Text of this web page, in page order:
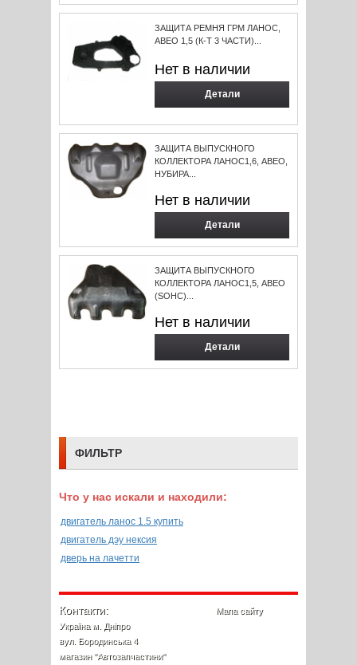
ЗАЩИТА РЕМНЯ ГРМ ЛАНОС,
АВЕО 1,5 (К-Т 3 ЧАСТИ)...
Нет в наличии
Детали
ЗАЩИТА ВЫПУСКНОГО
КОЛЛЕКТОРА ЛАНОС1,6, АВЕО,
НУБИРА...
Нет в наличии
Детали
ЗАЩИТА ВЫПУСКНОГО
КОЛЛЕКТОРА ЛАНОС1,5, АВЕО
(SOHC)...
Нет в наличии
Детали
ФИЛЬТР
Что у нас искали и находили:
двигатель ланос 1.5 купить
двигатель дэу нексия
дверь на лачетти
Контакти:
Україна м. Дніпро
вул. Бородинська 4
магазин "Автозапчастини"
Мапа сайту